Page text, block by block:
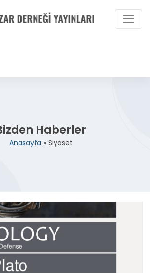
Haberler
Anasayfa » Siyaset